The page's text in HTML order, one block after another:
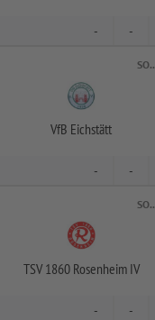
- -
SO..
VfB Eichstätt
- -
SO..
TSV 1860 Rosenheim IV
- -